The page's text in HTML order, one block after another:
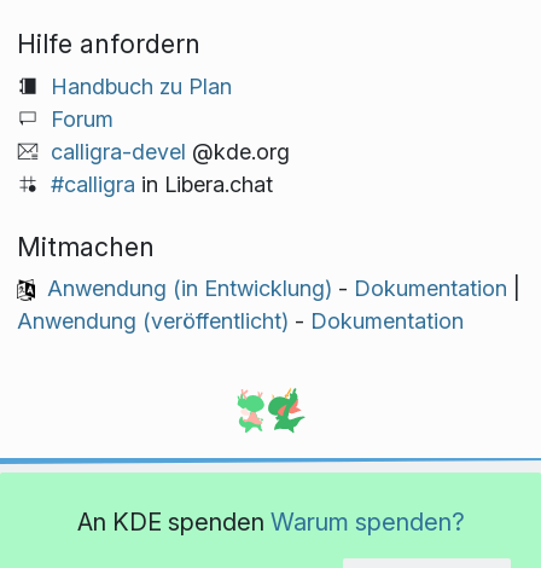
Hilfe anfordern
Handbuch zu Plan
Forum
calligra-devel @kde.org
#calligra in Libera.chat
Mitmachen
Anwendung (in Entwicklung) - Dokumentation
Anwendung (veröffentlicht) - Dokumentation
An KDE spenden Warum spenden?